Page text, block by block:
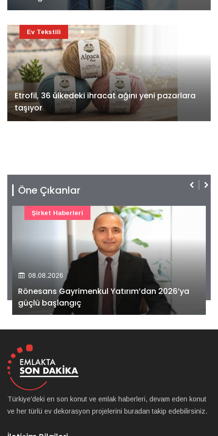
Etrofil, 36 ülkedeki ihracat ağını yeni pazarlara
taşıyor
Ev Tekstili
Öne Çıkanlar
08.08.2026
Rönesans Gayrimenkul Yatırım’dan 2026’ya
güçlü başlangıç
Şirket Haberleri
Türkiye'deki en son konut ve emlak haberleri, devam eden konut
ve her türlü ev dekorasyon projelerini buradan takip edebilirsiniz.